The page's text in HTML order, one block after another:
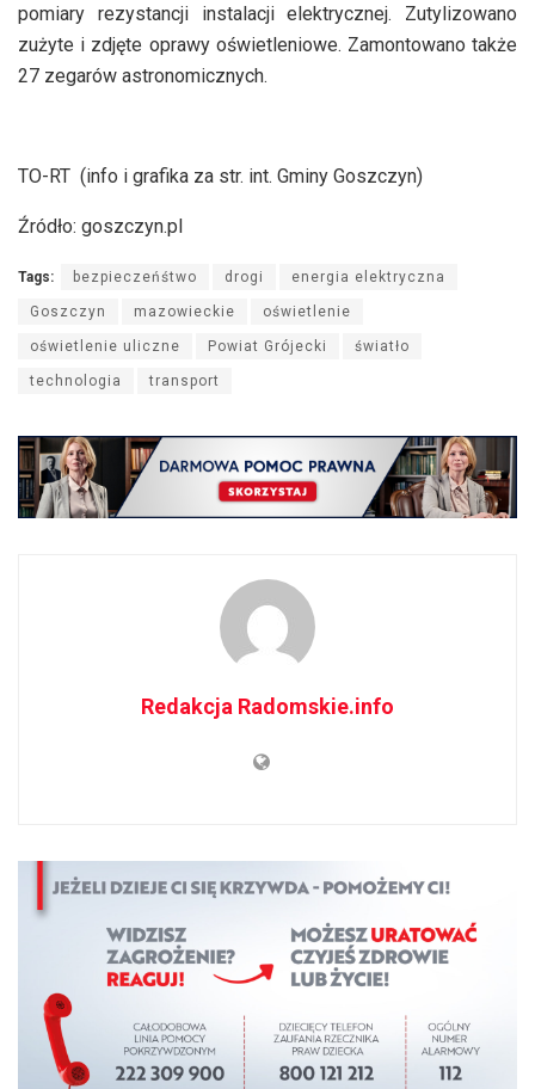
pomiary rezystancji instalacji elektrycznej. Zutylizowano
zużyte i zdjęte oprawy oświetleniowe. Zamontowano także
27 zegarów astronomicznych.
TO-RT (info i grafika za str. int. Gminy Goszczyn)
Źródło: goszczyn.pl
Tags: bezpieczeńśtwo drogi energia elektryczna
Goszczyn mazowieckie oświetlenie
oświetlenie uliczne Powiat Grójecki światło
technologia transport
Redakcja Radomskie.info